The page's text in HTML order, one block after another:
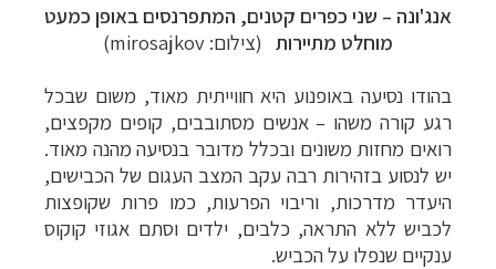
אנג'ונה – שני כפרים קטנים, המתפרנסים באופן כמעט
מוחלט מתיירות
(צילום: mirosajkov)
בהודו נסיעה באופנוע היא חווייתית מאוד, משום שבכל
רגע קורה משהו – אנשים מסתובבים, קופים מקפצים,
רואים מחזות משונים ובכלל מדובר בנסיעה מהנה מאוד.
יש לנסוע בזהירות רבה עקב המצב העגום של הכבישים,
היעדר מדרכות, וריבוי הפרעות, כמו פרות שקופצות
לכביש ללא התראה, כלבים, ילדים וסתם אגוזי קוקוס
ענקיים שנפלו על הכביש.